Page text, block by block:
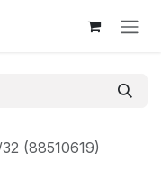
(88510619)